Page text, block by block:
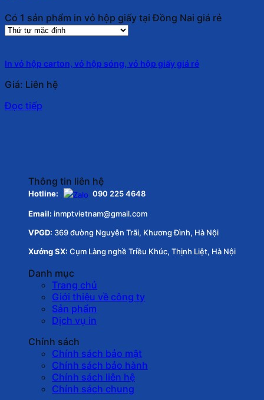
Có 1 sản phẩm in vỏ hộp giấy tại Đồng Nai giá rẻ
In vỏ hộp carton, vỏ hộp sóng, vỏ hộp giấy giá rẻ
Giá: Liên hệ
Đọc tiếp
Thông tin liên hệ
Hotline: 090 225 4648
Email: inmptvietnam@gmail.com
VPGD: 369 đường Nguyễn Trãi, Khương Đình, Hà Nội
Xưởng SX: Cụm Làng nghề Triều Khúc, Thịnh Liệt, Hà Nội
Danh mục
Trang chủ
Giới thiệu về công ty
Sản phẩm
Dịch vụ in
Chính sách
Chính sách bảo mật
Chính sách bảo hành
Chính sách liên hệ
Chính sách chung